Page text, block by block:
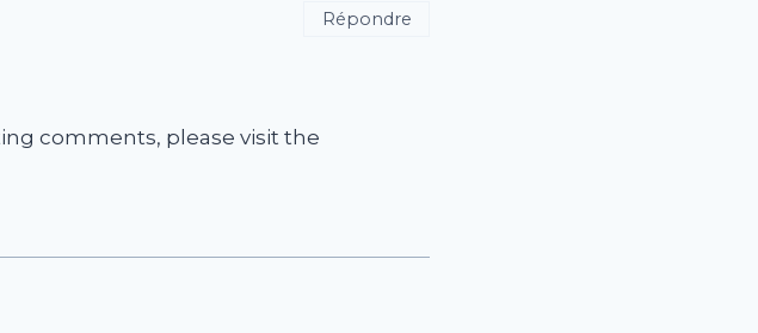
comments, please visit the
Répondre